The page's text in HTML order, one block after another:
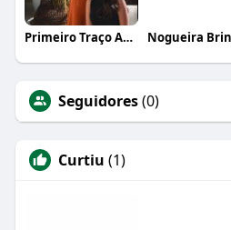
Primeiro Traço Arquitetura
Seguidores(0)
Curtiu (1)